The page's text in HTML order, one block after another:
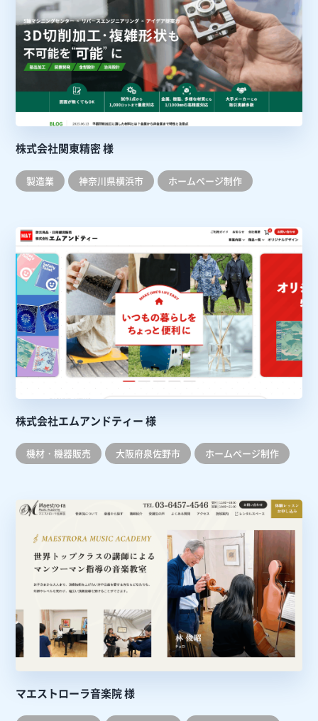
株式会社関東精密 様
製造業 神奈川県横浜市 ホームぺージ制作
株式会社エムアンドティー 様
機材・機器販売 大阪府泉佐野市 ホームぺージ制作
マエストローラ音楽院 様